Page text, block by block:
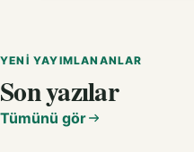
YENI YAYIMLANANLAR
Son yazılar
Tümünü gör